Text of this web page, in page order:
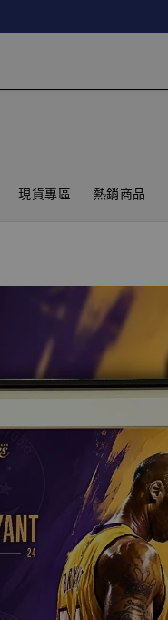
現貨專區 熱銷商品